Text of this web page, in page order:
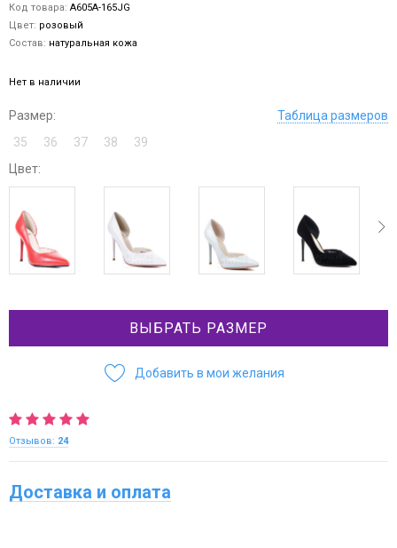
Код товара: A605A-165JG
Цвет: розовый
Состав: натуральная кожа
Нет в наличии
Размер:
Таблица размеров
35
36 37 38
39
Цвет:
ВЫБРАТЬ РАЗМЕР
Добавить в мои желания
Отзывов: 24
Доставка и оплата